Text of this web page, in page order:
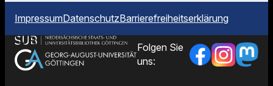
ImpressumDatenschutzBarrierefreiheitserklärung
Folgen Sie
uns: